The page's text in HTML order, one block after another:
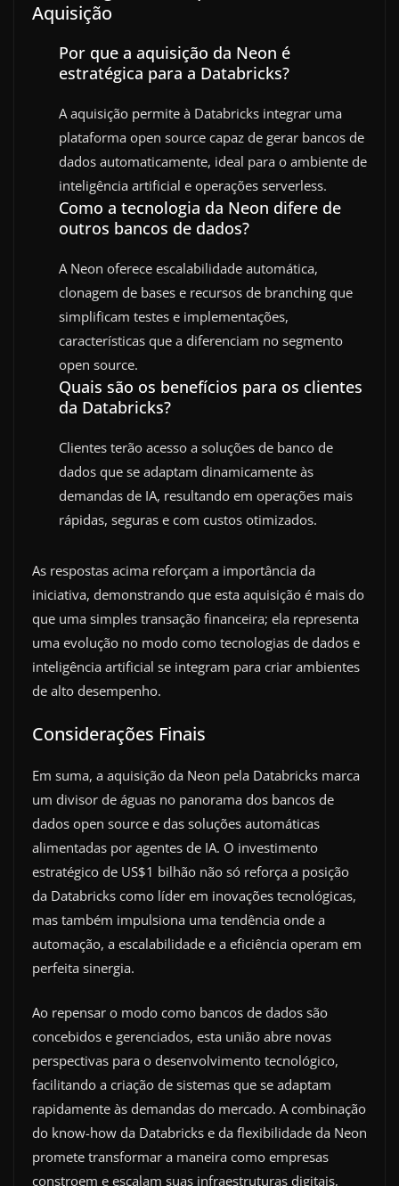
Aquisição
Por que a aquisição da Neon é
estratégica para a Databricks?
A aquisição permite à Databricks integrar uma
plataforma open source capaz de gerar bancos de
dados automaticamente, ideal para o ambiente de
inteligência artificial e operações serverless.
Como a tecnologia da Neon difere de
outros bancos de dados?
A Neon oferece escalabilidade automática,
clonagem de bases e recursos de branching que
simplificam testes e implementações,
características que a diferenciam no segmento
open source.
Quais são os benefícios para os clientes
da Databricks?
Clientes terão acesso a soluções de banco de
dados que se adaptam dinamicamente às
demandas de IA, resultando em operações mais
rápidas, seguras e com custos otimizados.
As respostas acima reforçam a importância da
iniciativa, demonstrando que esta aquisição é mais do
que uma simples transação financeira; ela representa
uma evolução no modo como tecnologias de dados e
inteligência artificial se integram para criar ambientes
de alto desempenho.
Considerações Finais
Em suma, a aquisição da Neon pela Databricks marca
um divisor de águas no panorama dos bancos de
dados open source e das soluções automáticas
alimentadas por agentes de IA. O investimento
estratégico de US$1 bilhão não só reforça a posição
da Databricks como líder em inovações tecnológicas,
mas também impulsiona uma tendência onde a
automação, a escalabilidade e a eficiência operam em
perfeita sinergia.
Ao repensar o modo como bancos de dados são
concebidos e gerenciados, esta união abre novas
perspectivas para o desenvolvimento tecnológico,
facilitando a criação de sistemas que se adaptam
rapidamente às demandas do mercado. A combinação
do know-how da Databricks e da flexibilidade da Neon
promete transformar a maneira como empresas
constroem e escalam suas infraestruturas digitais,